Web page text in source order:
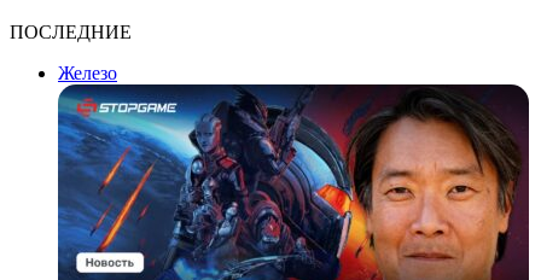
ПОСЛЕДНИЕ
Железо